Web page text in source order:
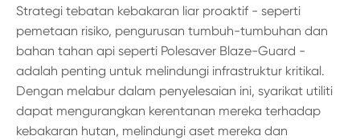
Strategi tebatan kebakaran liar proaktif - seperti
pemetaan risiko, pengurusan tumbuh-tumbuhan dan
bahan tahan api seperti Polesaver Blaze-Guard -
adalah penting untuk melindungi infrastruktur kritikal.
Dengan melabur dalam penyelesaian ini, syarikat utiliti
dapat mengurangkan kerentanan mereka terhadap
kebakaran hutan, melindungi aset mereka dan